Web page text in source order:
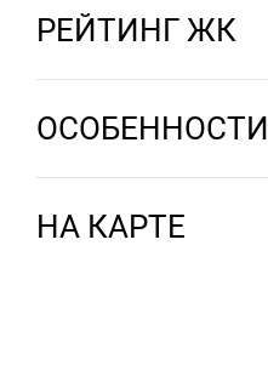
РЕЙТИНГ ЖК
ОСОБЕННОСТИ
НА КАРТЕ